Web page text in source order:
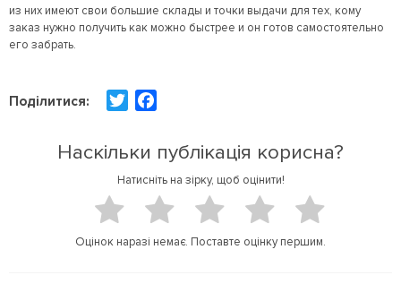
из них имеют свои большие склады и точки выдачи для тех, кому
заказ нужно получить как можно быстрее и он готов самостоятельно
его забрать.
Поділитися:
t
t
e
b
o
k
Наскільки публікація корисна?
Натисніть на зірку, щоб оцінити!
Оцінок наразі немає. Поставте оцінку першим.